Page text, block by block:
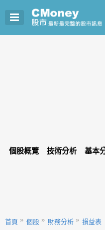
個股概覽 技術分析 基本
首頁 個股 財務分析 損益表